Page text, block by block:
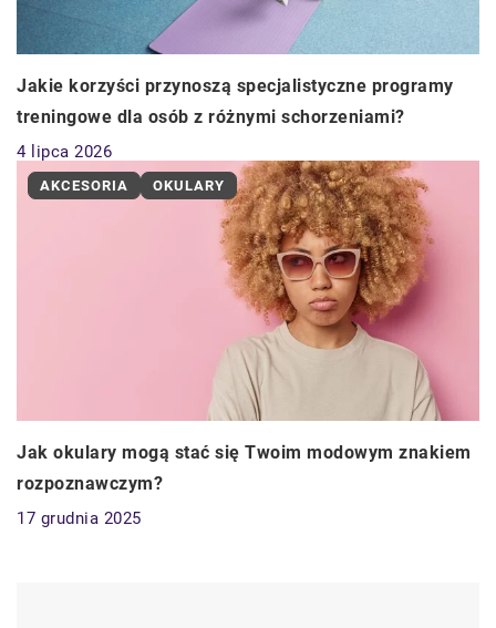
Jakie korzyści przynoszą specjalistyczne programy
treningowe dla osób z różnymi schorzeniami?
4 lipca 2026
AKCESORIA OKULARY
Jak okulary mogą stać się Twoim modowym znakiem
rozpoznawczym?
17 grudnia 2025